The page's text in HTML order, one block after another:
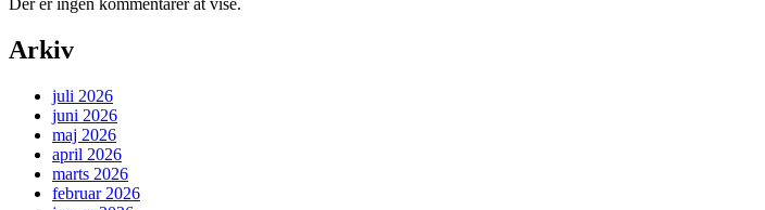
Der er ingen kommentarer at vise.
Arkiv
juli 2026
juni 2026
maj 2026
april 2026
marts 2026
februar 2026